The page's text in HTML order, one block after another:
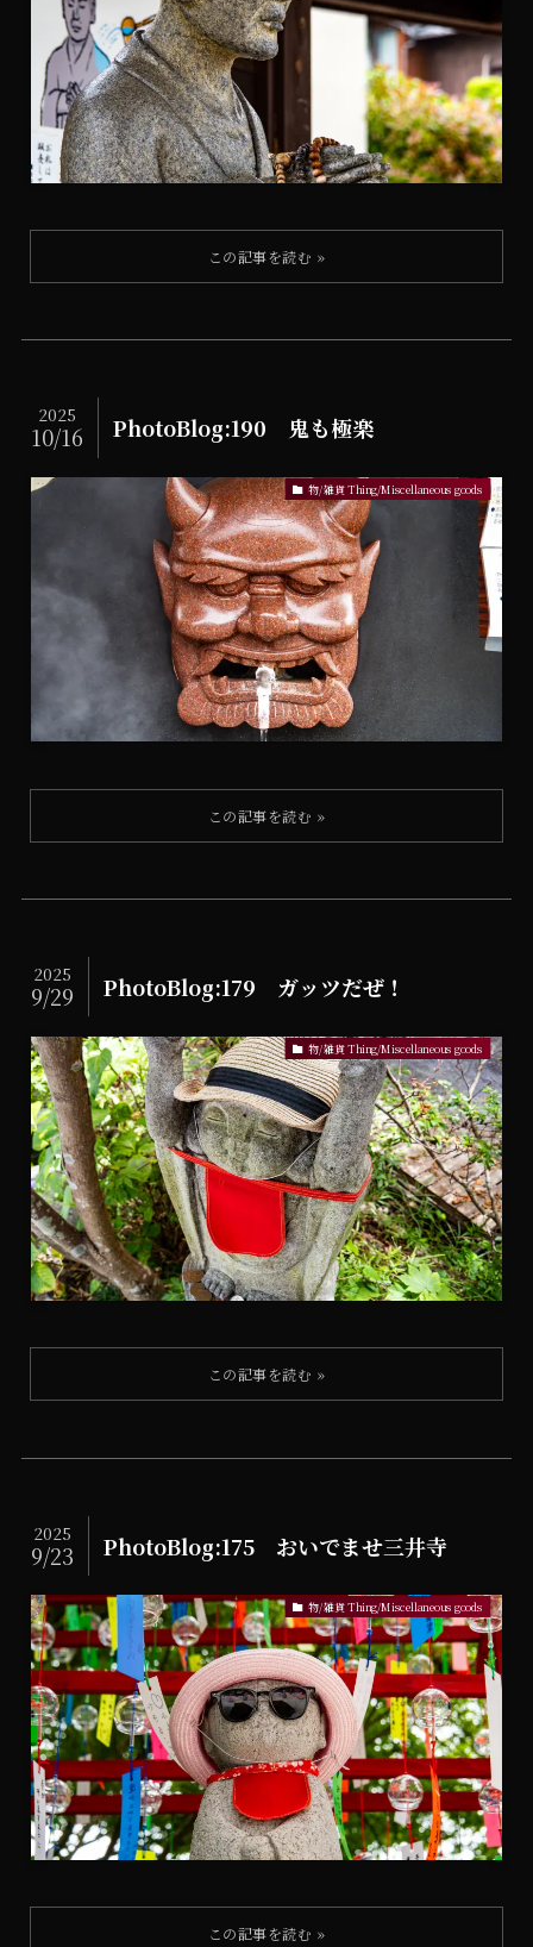
PhotoBlog:190 鬼も極楽
2025
10/16
物/雑貨 Thing/Miscellaneous goods
PhotoBlog:179 ガッツだぜ！
2025
9/29
物/雑貨 Thing/Miscellaneous goods
PhotoBlog:175 おいでませ三井寺
2025
9/23
物/雑貨 Thing/Miscellaneous goods